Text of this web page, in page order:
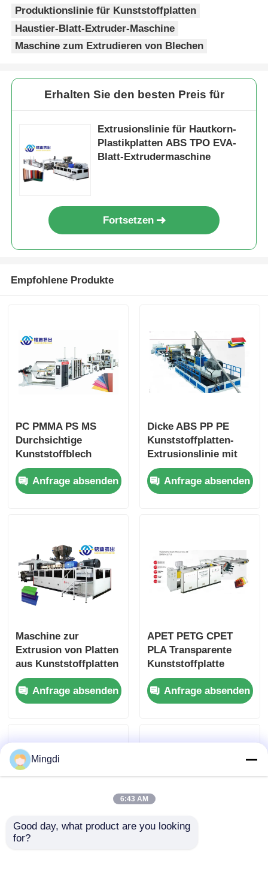
Produktionslinie für Kunststoffplatten
Haustier-Blatt-Extruder-Maschine
Maschine zum Extrudieren von Blechen
Erhalten Sie den besten Preis für
Extrusionslinie für Hautkorn-
Plastikplatten ABS TPO EVA-
Blatt-Extrudermaschine
Fortsetzen
Empfohlene Produkte
PC PMMA PS MS
Durchsichtige
Kunststoffblech
Extrusionslinie
Energieeinsparende
Blechextrudermaschine
Anfrage absenden
Dicke ABS PP PE
Kunststoffplatten-
Extrusionslinie mit
präziser
Dickenkontrolle
Anfrage absenden
Maschine zur
Extrusion von Platten
aus Kunststoffplatten
mit mehrfacher
Zufuhrdicke 550-800
kg/h
Anfrage absenden
APET PETG CPET
PLA Transparente
Kunststoffplatte
Extrusionslinie
Mehrfunktions 750
kg/h 500 kg/h
Anfrage absenden
Mingdi
6:43 AM
Good day, what product are you looking
for?